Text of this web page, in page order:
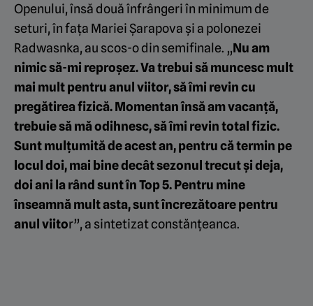
Openului, însă două înfrângeri în minimum de
seturi, în fața Mariei Șarapova și a polonezei
Radwasnka, au scos-o din semifinale. „Nu am
nimic să-mi reproșez. Va trebui să muncesc mult
mai mult pentru anul viitor, să îmi revin cu
pregătirea fizică. Momentan însă am vacanță,
trebuie să mă odihnesc, să îmi revin total fizic.
Sunt mulțumită de acest an, pentru că termin pe
locul doi, mai bine decât sezonul trecut și deja,
doi ani la rând sunt în Top 5. Pentru mine
înseamnă mult asta, sunt încrezătoare pentru
anul viitor”, a sintetizat constănțeanca.